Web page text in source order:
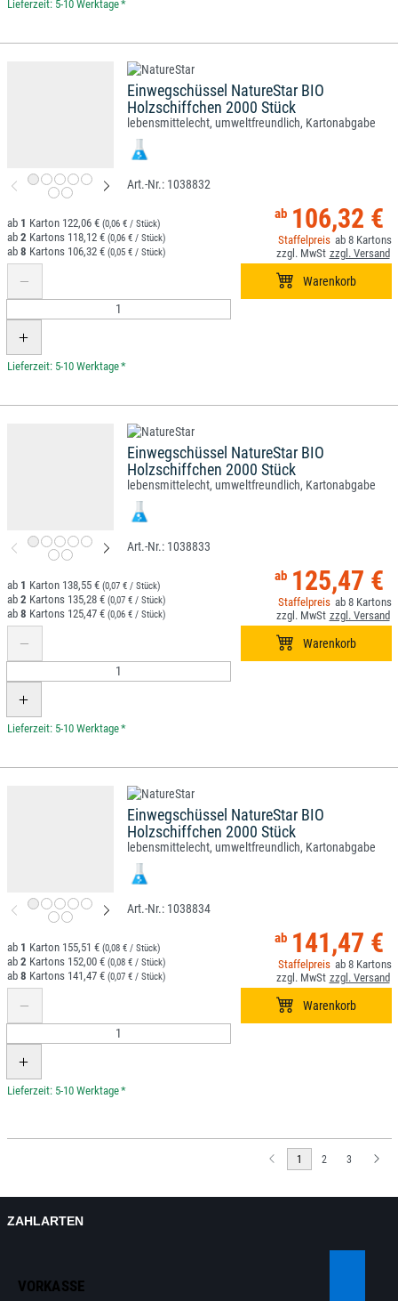
*
Einwegschüssel NatureStar BIO
Holzschiffchen 2000 Stück
lebensmittelecht, umweltfreundlich, Kartonabgabe
1038832
106,32 €
8
1 122,06 € (0,06 € / Stück)
2 118,12 € (0,06 € / Stück)
8 106,32 € (0,05 € / Stück)
*
Einwegschüssel NatureStar BIO
Holzschiffchen 2000 Stück
lebensmittelecht, umweltfreundlich, Kartonabgabe
1038833
125,47 €
8
1 138,55 € (0,07 € / Stück)
2 135,28 € (0,07 € / Stück)
8 125,47 € (0,06 € / Stück)
*
Einwegschüssel NatureStar BIO
Holzschiffchen 2000 Stück
lebensmittelecht, umweltfreundlich, Kartonabgabe
1038834
141,47 €
8
1 155,51 € (0,08 € / Stück)
2 152,00 € (0,08 € / Stück)
8 141,47 € (0,07 € / Stück)
*
1 2 3
ZAHLARTEN
VORKASSE